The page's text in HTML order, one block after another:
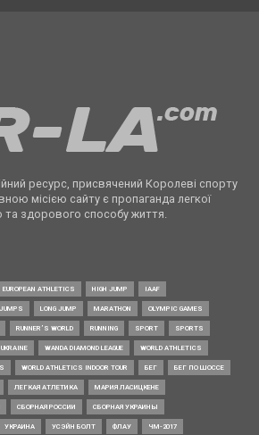
ресурс, присвячений Королеві спорту
місією сайту є пропаганда легкої
та здорового способу життя.
EUROPEAN ATHLETICS HIGH JUMP IAAF
JUMPS LONG JUMP MARATHON OLYMPIC GAMES
RUNNER’S WORLD RUNNING SPORT SPORTS
UKRAINE WANDA DIAMOND LEAGUE WORLD ATHLETICS
WORLD ATHLETICS INDOOR TOUR БЕГ БЕГ ПО ШОССЕ
ЛЕГКАЯ АТЛЕТИКА МАРИЯ ЛАСИЦКЕНЕ
СБОРНАЯ РОССИИ СБОРНАЯ УКРАИНЫ
УКРАИНА УСЭЙН БОЛТ ФЛАУ ЧМ-2017